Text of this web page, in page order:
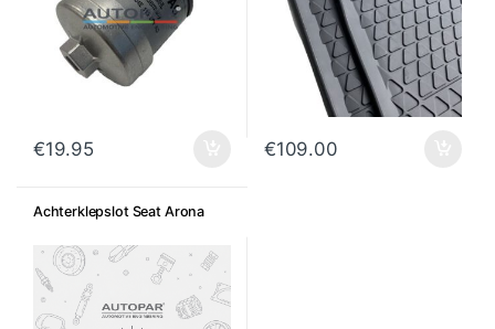
€19.95 €109.00
Achterklepslot Seat Arona